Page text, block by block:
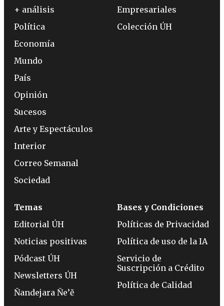
+ análisis
Política
Economía
Mundo
País
Opinión
Sucesos
Arte y Espectáculos
Interior
Correo Semanal
Sociedad
Empresariales
Colección ÚH
Temas
Editorial ÚH
Noticias positivas
Pódcast ÚH
Newsletters ÚH
Ñandejara Ñe’ẽ
Bases y Condiciones
Políticas de Privacidad
Política de uso de la IA
Servicio de
Suscripción a Crédito
Política de Calidad